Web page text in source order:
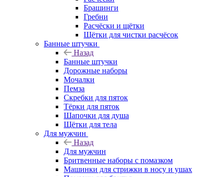
Брашинги
Гребни
Расчёски и щётки
Щётки для чистки расчёсок
Банные штучки
Назад
Банные штучки
Дорожные наборы
Мочалки
Пемза
Скребки для пяток
Тёрки для пяток
Шапочки для душа
Щётки для тела
Для мужчин
Назад
Для мужчин
Бритвенные наборы с помазком
Машинки для стрижки в носу и ушах